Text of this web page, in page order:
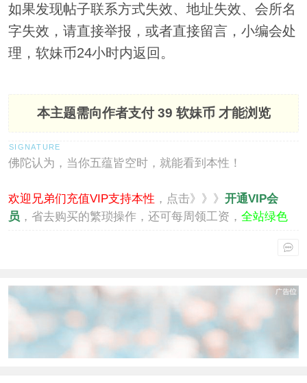
如果发现帖子联系方式失效、地址失效、会所名
字失效，请直接举报，或者直接留言，小编会处
理，软妹币24小时内返回。
本主题需向作者支付39 软妹币 才能浏览
佛陀认为，当你五蕴皆空时，就能看到本性！
欢迎兄弟们充值VIP支持本性 ，点击》》》 开通VIP会
员 ，省去购买的繁琐操作，还可每周领工资， 全站绿色